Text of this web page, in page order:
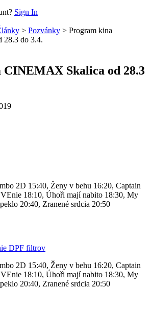
Sign In
> Pozvánky > Program kina
do 3.4.
Skalica od 28.3
2D 15:40, Ženy v behu 16:20, Captain
18:10, Úhoři mají nabito 18:30, My
20:40, Zranené srdcia 20:50
2D 15:40, Ženy v behu 16:20, Captain
18:10, Úhoři mají nabito 18:30, My
20:40, Zranené srdcia 20:50